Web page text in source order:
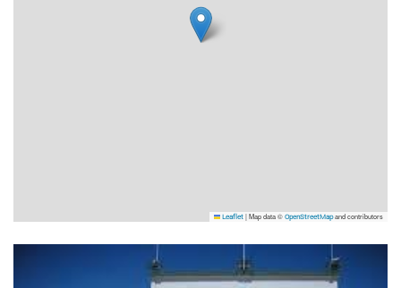
Leaflet |Map data © OpenStreetMapand contributors